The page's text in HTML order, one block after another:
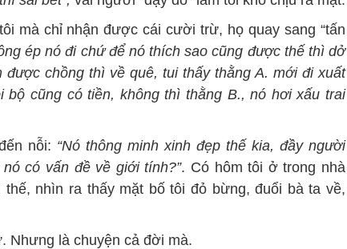
mà chỉ nhận được cái cười trừ, họ quay sang “tấn
ép nó đi chứ để nó thích sao cũng được thế thì dở
được chồng thì về quê, tui thấy thằng A. mới đi xuất
bộ cũng có tiền, không thì thằng B., nó hơi xấu trai
nỗi: “Nó thông minh xinh đẹp thế kia, đầy người
có vấn đề về giới tính?”. Có hôm tôi ở trong nhà
thế, nhìn ra thấy mặt bố tôi đỏ bừng, đuổi bà ta về,
Nhưng là chuyện cả đời mà.